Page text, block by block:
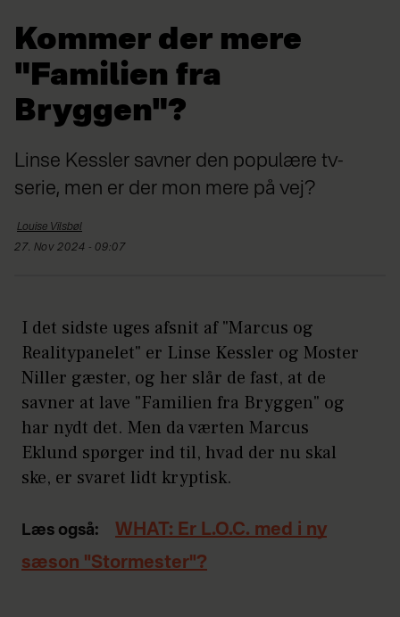
Kommer der mere
"Familien fra
Bryggen"?
Linse Kessler savner den populære tv-
serie, men er der mon mere på vej?
Louise Vilsbøl
27. Nov 2024 - 09:07
I det sidste uges afsnit af "Marcus og
Realitypanelet" er Linse Kessler og Moster
Niller gæster, og her slår de fast, at de
savner at lave "Familien fra Bryggen" og
har nydt det. Men da værten Marcus
Eklund spørger ind til, hvad der nu skal
ske, er svaret lidt kryptisk.
Læs også:
WHAT: Er L.O.C. med i ny
sæson "Stormester"?